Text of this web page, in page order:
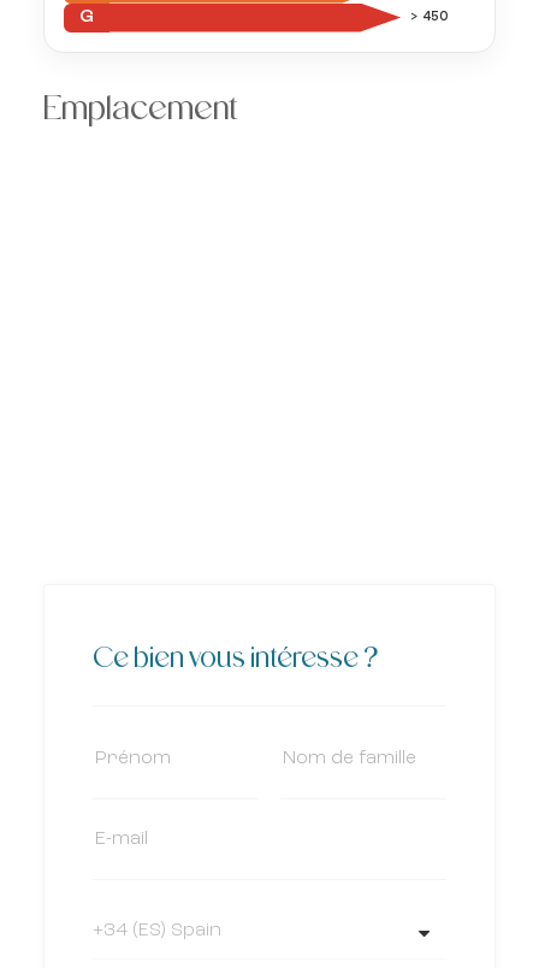
G > 450
Emplacement
Ce bien vous intéresse ?